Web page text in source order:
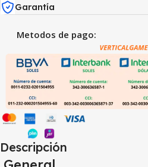
Garantía
Metodos de pago:
Descripción